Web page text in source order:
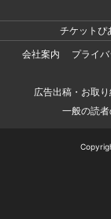
チケットぴ
会社案内
プライ
広告出稿・お取
一般の読